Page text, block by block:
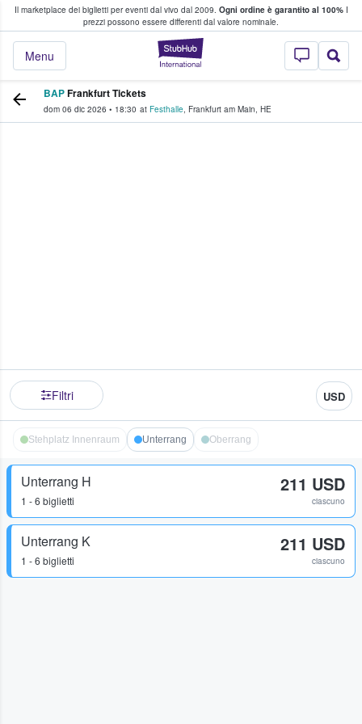
Il marketplace dei biglietti per eventi dal vivo dal 2009. Ogni ordine è garantito al 100%I
prezzi possono essere differenti dal valore nominale.
StubHub - Dove
Menu
fan comprano e vendono biglietti
BAPFrankfurt Tickets
dom 06 dic 2026 • 18:30 at Festhalle, Frankfurt am Main, HE
Filtri USD
Stehplatz Innenraum Unterrang Oberrang
Unterrang H
1 - 6 biglietti
211 USD
ciascuno
Unterrang K
1 - 6 biglietti
211 USD
ciascuno